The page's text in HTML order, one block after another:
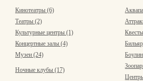
Кинотеатры (6)
Театры (2)
Культурные центры (1)
Концертные залы (4)
Музеи (24)
Ночные клубы (17)